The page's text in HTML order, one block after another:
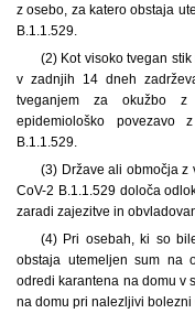
z osebo, za katero obstaja
B.1.1.529.
(2) Kot visoko tvegan
v zadnjih 14 dneh
tveganjem za okužbo z
epidemiološko povezavo
B.1.1.529.
(3) Države ali območja z
CoV-2 B.1.1.529 določa
zaradi zajezitve in
(4) Pri osebah, ki so
obstaja utemeljen sum na
odredi karantena na domu v
na domu pri nalezljivi bolezni